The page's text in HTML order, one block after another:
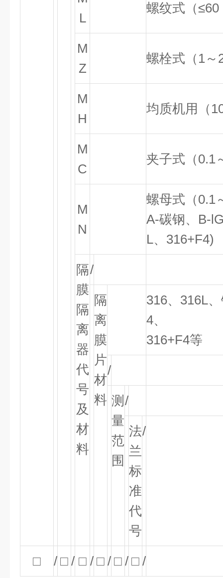
L
螺纹式（≤60
M
Z
螺栓式（1～
M
H
均质机用（
M
C
夹子式（0.1
M
N
螺母式（0.1
A-碳钢、B-
L、316+F4)
隔
膜
隔
离
器
代
号
及
材
料
/
隔
离
膜
片
材
料
316、 316L
4、
316+F4等
/
测
量
范
围
/
法
兰
标
准
代
号
/
□ / □ / □ / □ / □ / □ /